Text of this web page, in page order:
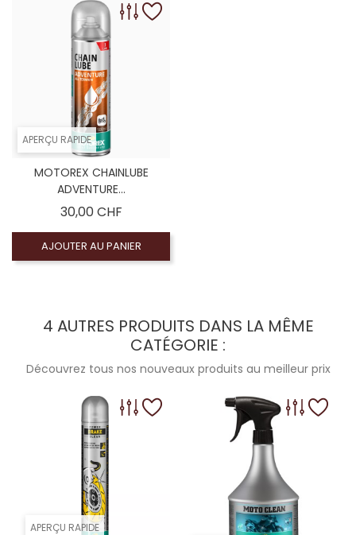
APERÇU RAPIDE
MOTOREX CHAINLUBE
ADVENTURE...
30,00 CHFPrix
AJOUTER AU PANIER
4 AUTRES PRODUITS DANS LA MÊME
CATÉGORIE :
Découvrez tous nos nouveaux produits au meilleur prix
APERÇU RAPIDE